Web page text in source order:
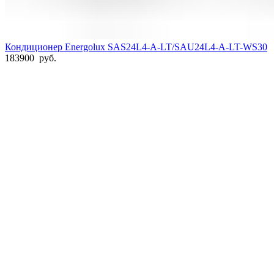
Кондиционер Energolux SAS24L4-A-LT/SAU24L4-A-LT-WS30
183900 руб.